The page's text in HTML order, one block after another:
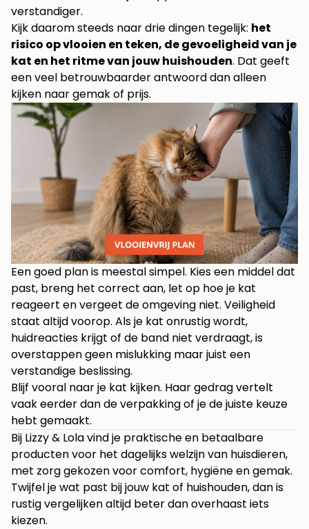
verstandiger.
Kijk daarom steeds naar drie dingen tegelijk: het
risico op vlooien en teken, de gevoeligheid van je
kat en het ritme van jouw huishouden. Dat geeft
een veel betrouwbaarder antwoord dan alleen
kijken naar gemak of prijs.
Een goed plan is meestal simpel. Kies een middel dat
past, breng het correct aan, let op hoe je kat
reageert en vergeet de omgeving niet. Veiligheid
staat altijd voorop. Als je kat onrustig wordt,
huidreacties krijgt of de band niet verdraagt, is
overstappen geen mislukking maar juist een
verstandige beslissing.
Blijf vooral naar je kat kijken. Haar gedrag vertelt
vaak eerder dan de verpakking of je de juiste keuze
hebt gemaakt.
Bij Lizzy & Lolavind je praktische en betaalbare
producten voor het dagelijks welzijn van huisdieren,
met zorg gekozen voor comfort, hygiëne en gemak.
Twijfel je wat past bij jouw kat of huishouden, dan is
rustig vergelijken altijd beter dan overhaast iets
kiezen.